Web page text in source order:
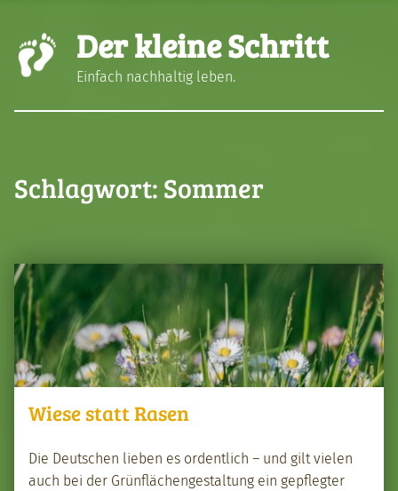
Der kleine Schritt
Einfach nachhaltig leben.
Schlagwort: Sommer
Wiese statt Rasen
Die Deutschen lieben es ordentlich – und gilt vie­len
auch bei der Grün­flächengestal­tung ein gepflegter